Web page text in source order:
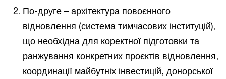
По-друге – архітектура повоєнного
відновлення (система тимчасових інституцій),
що необхідна для коректної підготовки та
ранжування конкретних проєктів відновлення,
координації майбутніх інвестицій, донорської